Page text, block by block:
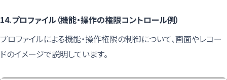
14.プロファイル（機能・操作の権限コントロール例）
プロファイルによる機能・操作権限の制御について、画面やレコー
ドのイメージで説明しています。